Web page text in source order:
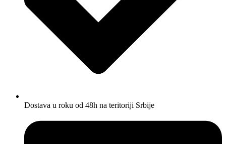
Dostava u roku od 48h na teritoriji Srbije